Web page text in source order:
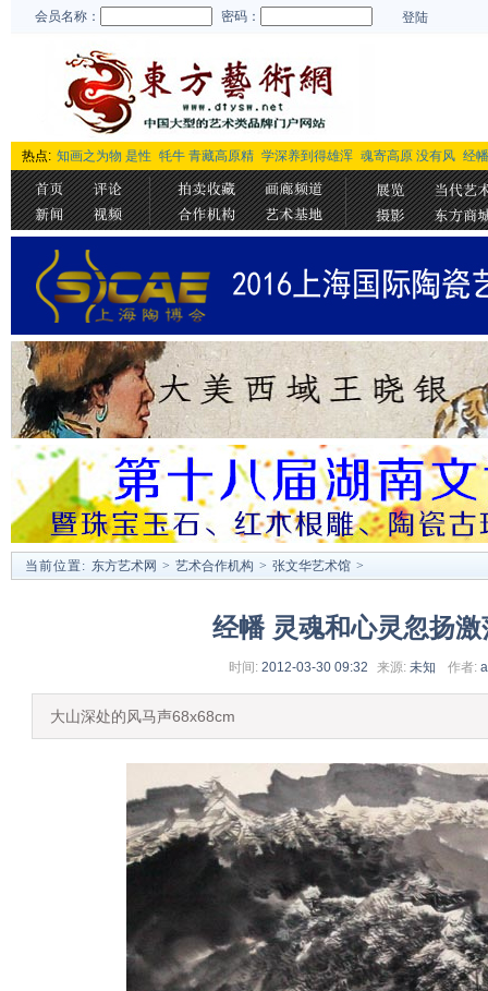
会员名称： 密码： 登陆
热点: 知画之为物 是性 牦牛 青藏高原精 学深养到得雄浑 魂寄高原 没有风 经
当前位置: 东方艺术网 > 艺术合作机构 > 张文华艺术馆 >
经幡 灵魂和心灵忽扬
时间: 2012-03-30 09:32 来源: 未知 作者:
大山深处的风马声68x68cm